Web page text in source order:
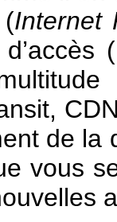
(Internet
de la
vous